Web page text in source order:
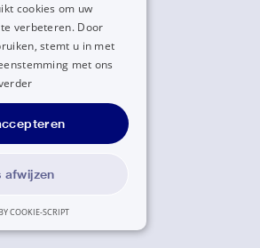
cookies om uw
verbeteren. Door
stemt u in met
met ons
afwijzen
COOKIE-SCRIPT